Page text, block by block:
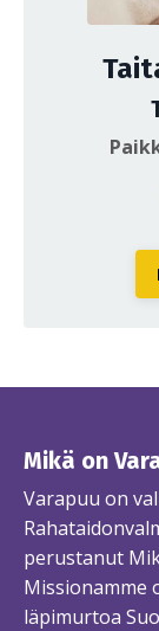
Mikä on
Varapuu on
perustanut
Missionamme
läpimurtoa